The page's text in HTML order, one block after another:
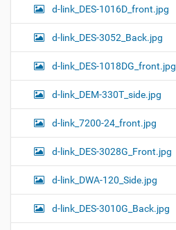
d-link_DES-1016D_front.jpg
d-link_DES-3052_Back.jpg
d-link_DES-1018DG_front.jpg
d-link_DEM-330T_side.jpg
d-link_7200-24_front.jpg
d-link_DES-3028G_Front.jpg
d-link_DWA-120_Side.jpg
d-link_DES-3010G_Back.jpg